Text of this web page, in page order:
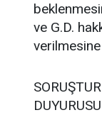
ve G.D.
DUYURUSU